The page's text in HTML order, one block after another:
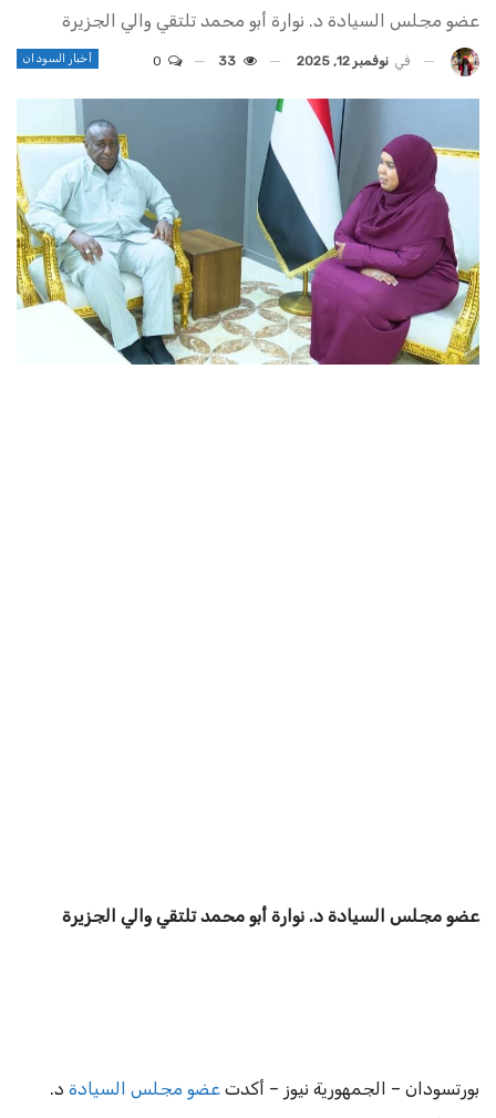
عضو مجلس السيادة د. نوارة أبو محمد تلتقي والي الجزيرة
أخبار السودان في نوفمبر 12, 2025 33
عضو مجلس السيادة د. نوارة أبو محمد تلتقي والي الجزيرة
بورتسودان – الجمهورية نيوز – أكدت عضو مجلس السيادة د.